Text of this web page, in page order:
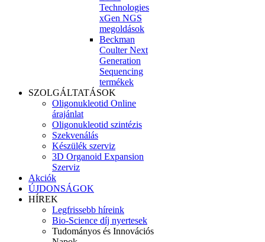
Technologies
xGen NGS
megoldások
Beckman
Coulter Next
Generation
Sequencing
termékek
SZOLGÁLTATÁSOK
Oligonukleotid Online
árajánlat
Oligonukleotid szintézis
Szekvenálás
Készülék szerviz
3D Organoid Expansion
Szerviz
Akciók
ÚJDONSÁGOK
HÍREK
Legfrissebb híreink
Bio-Science díj nyertesek
Tudományos és Innovációs